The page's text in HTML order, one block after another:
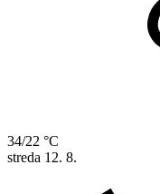
34/22 °C
streda 12. 8.